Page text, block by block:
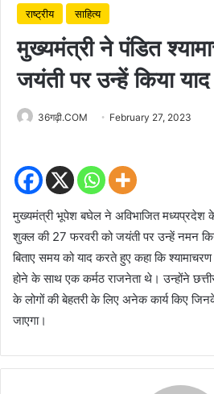
राष्ट्रीय
साहित्य
मुख्यमंत्री ने पंडित
जयंती पर उन्हें किया याद
36गढ़ी.COM February 27, 2023
मुख्यमंत्री भूपेश बघेल ने अविभाजित मध्यप्रदेश के
शुक्ल की 27 फरवरी को जयंती पर उन्हें नमन
बिताए समय को याद करते हुए कहा कि
होने के साथ एक कर्मठ राजनेता थे। उन्होंने
के लोगों की बेहतरी के लिए अनेक कार्य किए
जाएगा।